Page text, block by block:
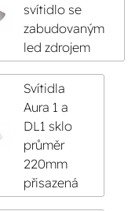
svítidlo se
zabudovaným
led zdrojem
Svítidla
Aura 1 a
DL1 sklo
průměr
220mm
přisazená